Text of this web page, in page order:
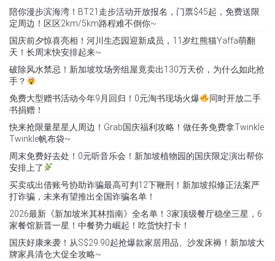
陪你漫步滨海湾！BT21走步活动开放报名，门票$45起，免费送限
定周边！区区2km/5km路程难不倒你~
国庆前夕惊喜亮相！河川生态园迎新成员，11岁红熊猫Yaffa萌翻
天！长周末快安排起来~
破除风水禁忌！新加坡坟场旁组屋竟卖出130万天价，为什么如此抢
手？
免费大型赠书活动今年9月回归！0元淘书现场火爆
同时开放二手
书捐赠！
快来抢限量星星人周边！Grab国庆福利攻略！做任务免费拿Twinkle
Twinkle帆布袋~
周末免费好去处！0元听音乐会！新加坡植物园的国庆限定演出帮你
安排上了
买卖或出借账号协助诈骗最高可判12下鞭刑！新加坡拟修正法案严
打诈骗，未来有望推出全国诈骗名单！
2026最新《新加坡米其林指南》全名单！3家顶级餐厅稳坐三星，6
家餐馆新晋一星！中餐势力崛起！吃货快打卡！
国庆好康来袭！从S$29.90起抢爆款家居用品、沙发床褥！新加坡大
牌家具清仓大促全攻略~